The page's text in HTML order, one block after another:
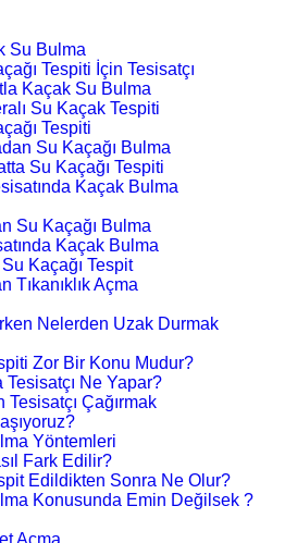
Su Bulma
Tespiti İçin Tesisatçı
Kaçak Su Bulma
Su Kaçak Tespiti
Tespiti
Su Kaçağı Bulma
Su Kaçağı Tespiti
Kaçak Bulma
Su Kaçağı Bulma
Kaçak Bulma
Kaçağı Tespit
Tıkanıklık Açma
Nelerden Uzak Durmak
Zor Bir Konu Mudur?
Tesisatçı Ne Yapar?
Tesisatçı Çağırmak
Yöntemleri
Fark Edilir?
Edildikten Sonra Ne Olur?
Konusunda Emin Değilsek ?
Açma